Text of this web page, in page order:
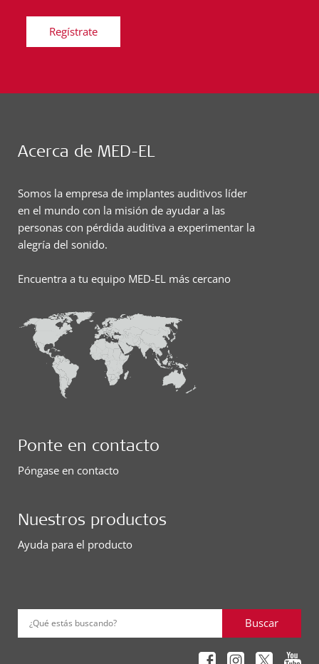
Regístrate
Acerca de MED-EL
Somos la empresa de implantes auditivos líder
en el mundo con la misión de ayudar a las
personas con pérdida auditiva a experimentar la
alegría del sonido.
Encuentra a tu equipo MED-EL más cercano
Ponte en contacto
Póngase en contacto
Nuestros productos
Ayuda para el producto
¿Qué estás buscando? Buscar